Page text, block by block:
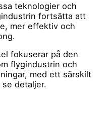
teknologier och
fortsätta att
mer effektiv och
fokuserar på den
flygindustrin och
med ett särskilt
detaljer.